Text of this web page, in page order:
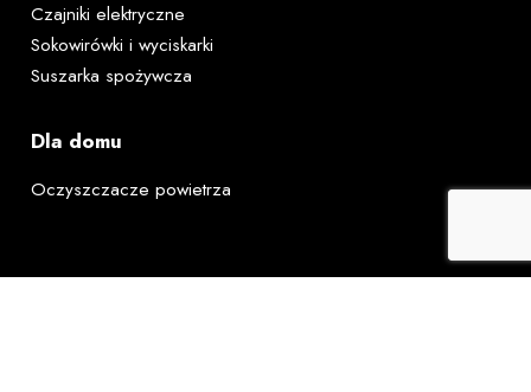
Czajniki elektryczne
Sokowirówki i wyciskarki
Suszarka spożywcza
Dla domu
Oczyszczacze powietrza